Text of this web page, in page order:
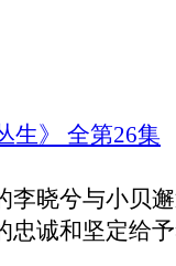
生》 全第26集
晓兮与小贝邂
忠诚和坚定给